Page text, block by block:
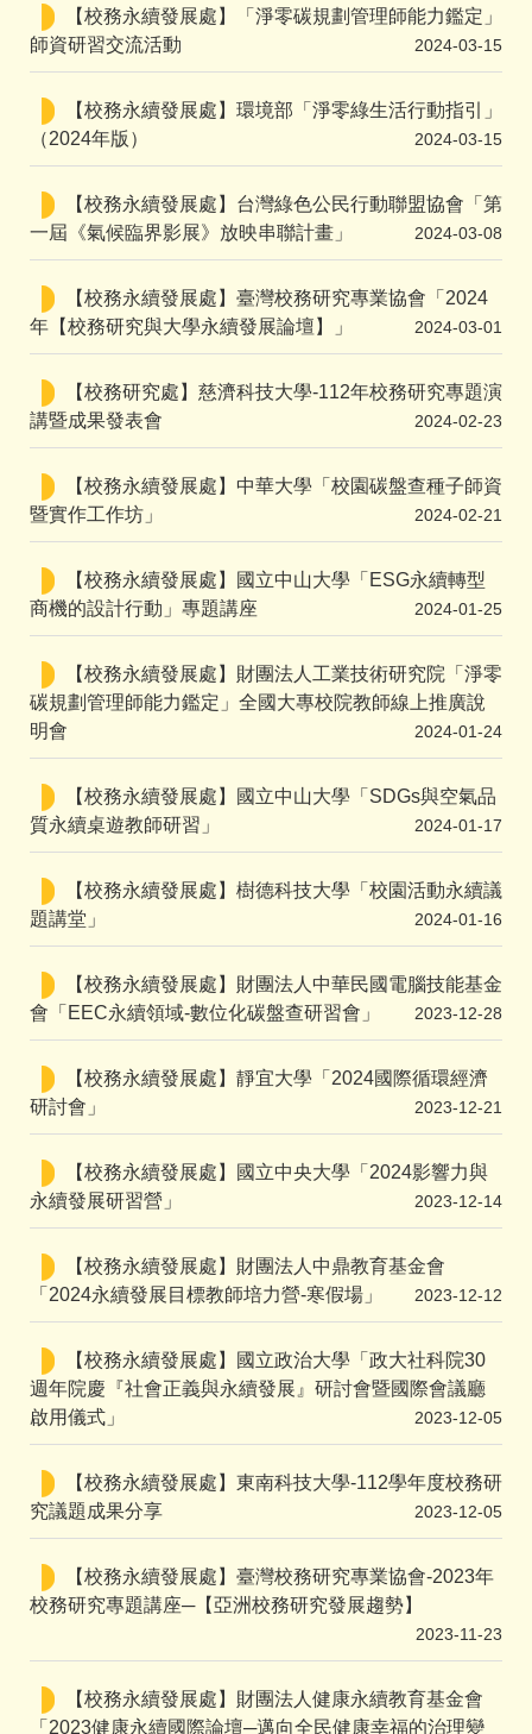
【校務永續發展處】「淨零碳規劃管理師能力鑑定」
師資研習交流活動
2024-03-15
【校務永續發展處】環境部「淨零綠生活行動指引」
（2024年版）
2024-03-15
【校務永續發展處】台灣綠色公民行動聯盟協會「第
一屆《氣候臨界影展》放映串聯計畫」
2024-03-08
【校務永續發展處】臺灣校務研究專業協會「2024
年【校務研究與大學永續發展論壇】」
2024-03-01
【校務研究處】慈濟科技大學-112年校務研究專題演
講暨成果發表會
2024-02-23
【校務永續發展處】中華大學「校園碳盤查種子師資
暨實作工作坊」
2024-02-21
【校務永續發展處】國立中山大學「ESG永續轉型
商機的設計行動」專題講座
2024-01-25
【校務永續發展處】財團法人工業技術研究院「淨零
碳規劃管理師能力鑑定」全國大專校院教師線上推廣說
明會
2024-01-24
【校務永續發展處】國立中山大學「SDGs與空氣品
質永續桌遊教師研習」
2024-01-17
【校務永續發展處】樹德科技大學「校園活動永續議
題講堂」
2024-01-16
【校務永續發展處】財團法人中華民國電腦技能基金
會「EEC永續領域-數位化碳盤查研習會」
2023-12-28
【校務永續發展處】靜宜大學「2024國際循環經濟
研討會」
2023-12-21
【校務永續發展處】國立中央大學「2024影響力與
永續發展研習營」
2023-12-14
【校務永續發展處】財團法人中鼎教育基金會
「2024永續發展目標教師培力營-寒假場」
2023-12-12
【校務永續發展處】國立政治大學「政大社科院30
週年院慶『社會正義與永續發展』研討會暨國際會議廳
啟用儀式」
2023-12-05
【校務永續發展處】東南科技大學-112學年度校務研
究議題成果分享
2023-12-05
【校務永續發展處】臺灣校務研究專業協會-2023年
校務研究專題講座─【亞洲校務研究發展趨勢】
2023-11-23
【校務永續發展處】財團法人健康永續教育基金會
「2023健康永續國際論壇─邁向全民健康幸福的治理變